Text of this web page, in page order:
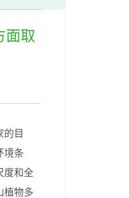
面取
的目
境条
度和全
植物多